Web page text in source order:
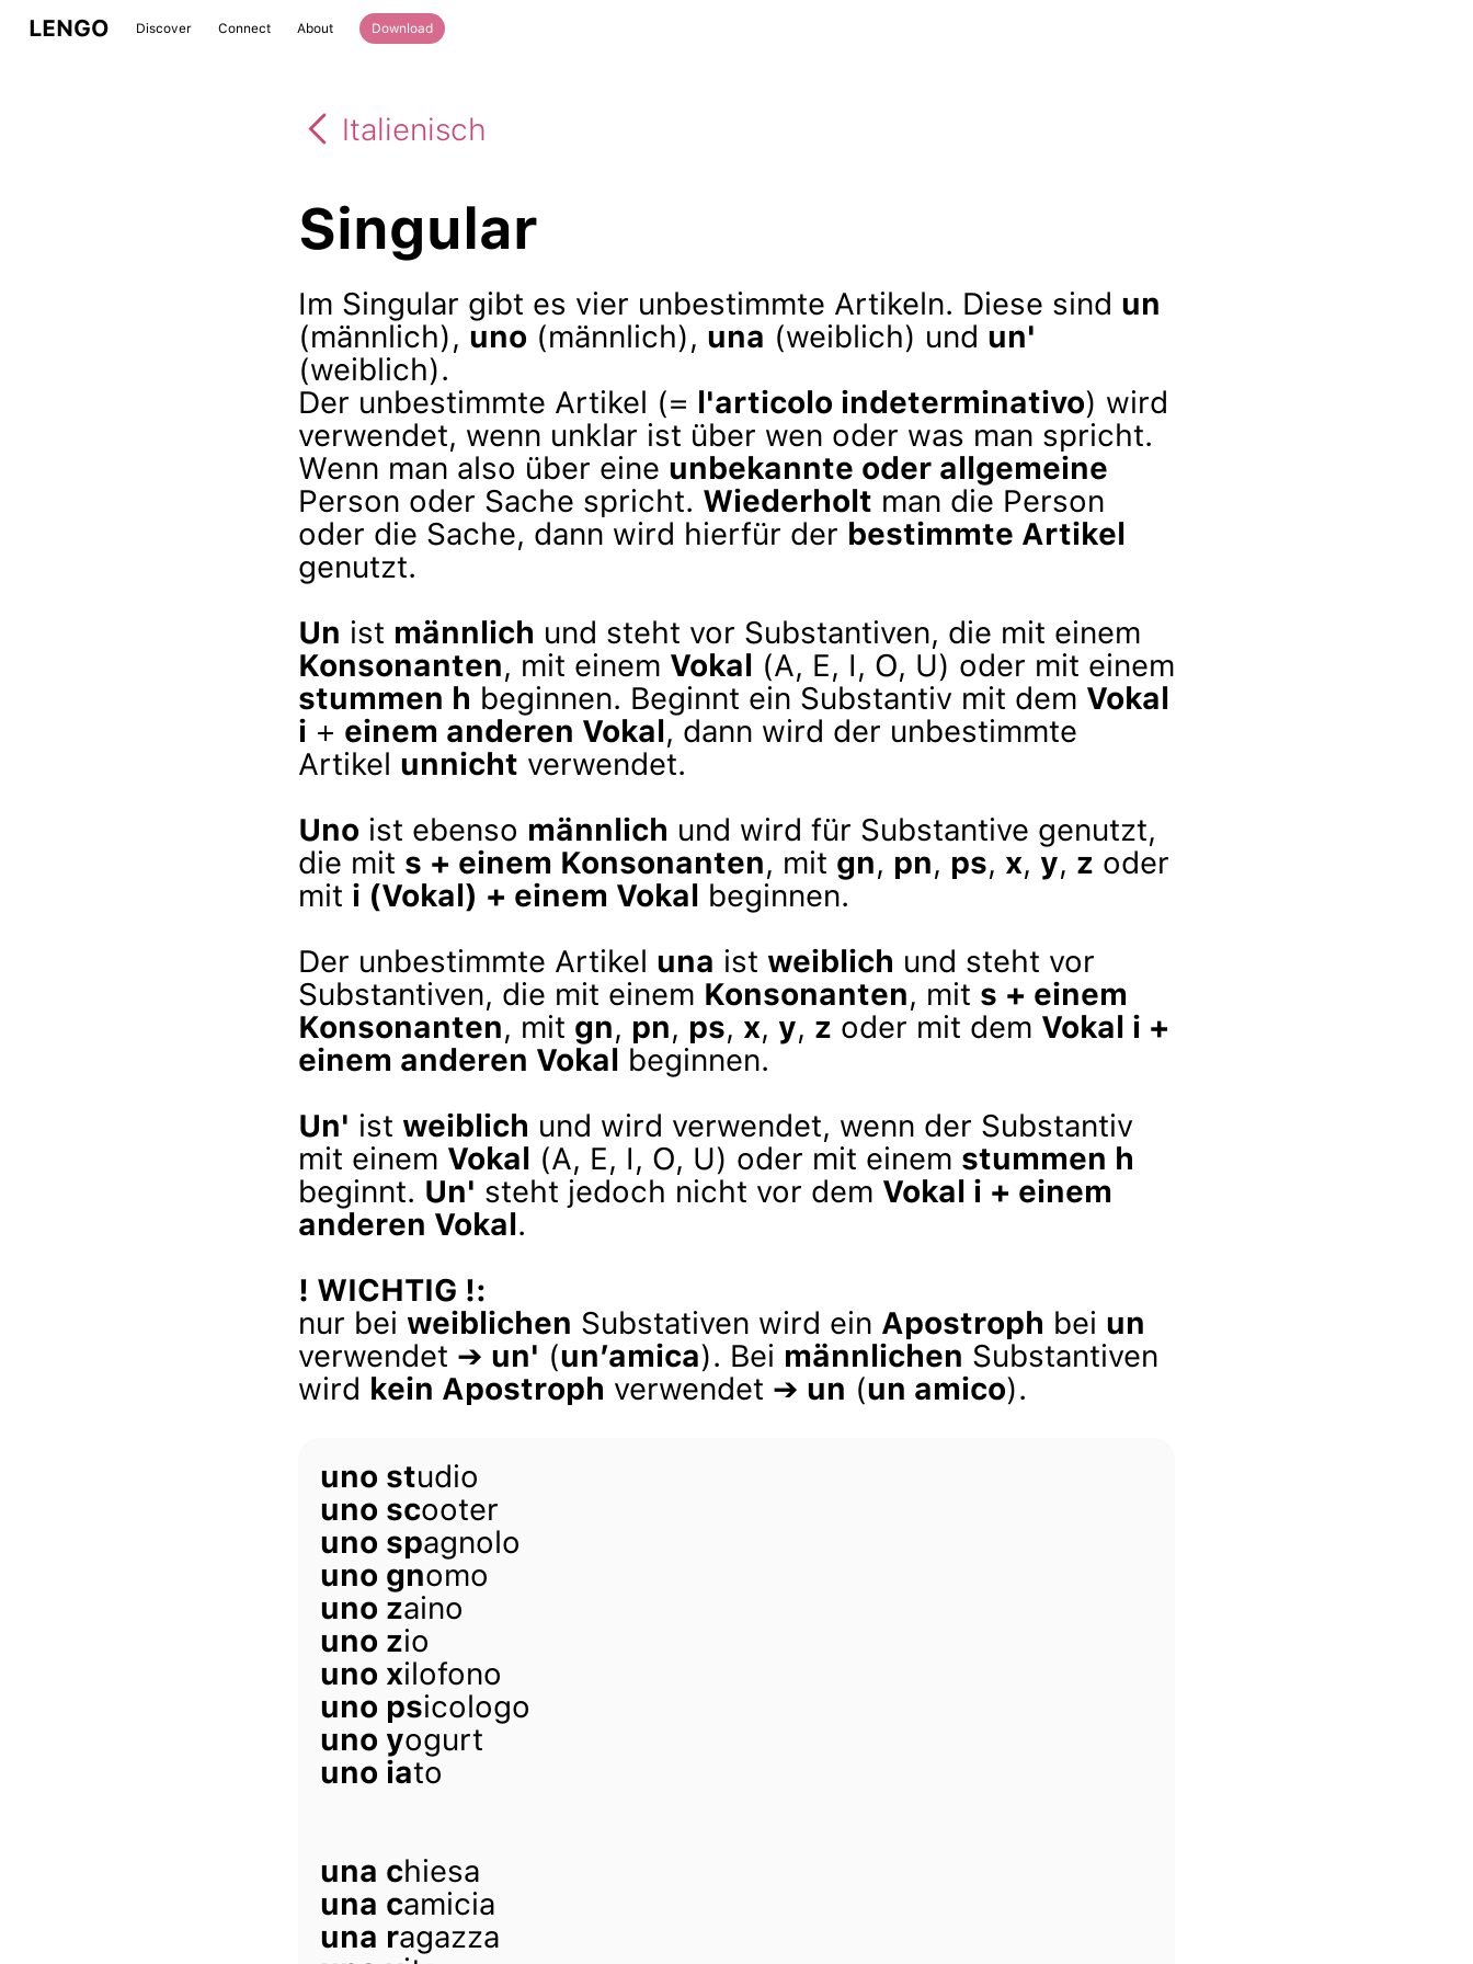
LENGO Discover Connect About Download
Italienisch
Singular
Im Singular gibt es vier unbestimmte Artikeln. Diese sind un
(männlich), uno (männlich), una (weiblich) und un'
(weiblich).
Der unbestimmte Artikel (= l'articolo indeterminativo) wird
verwendet, wenn unklar ist über wen oder was man spricht.
Wenn man also über eine unbekannte oder allgemeine
Person oder Sache spricht. Wiederholt man die Person
oder die Sache, dann wird hierfür der bestimmte Artikel
genutzt.
Un ist männlich und steht vor Substantiven, die mit einem
Konsonanten, mit einem Vokal (A, E, I, O, U) oder mit einem
stummen h beginnen. Beginnt ein Substantiv mit dem Vokal
i + einem anderen Vokal, dann wird der unbestimmte
Artikel unnicht verwendet.
Uno ist ebenso männlich und wird für Substantive genutzt,
die mit s + einem Konsonanten, mit gn, pn, ps, x, y, z oder
mit i (Vokal) + einem Vokal beginnen.
Der unbestimmte Artikel una ist weiblich und steht vor
Substantiven, die mit einem Konsonanten, mit s + einem
Konsonanten, mit gn, pn, ps, x, y, z oder mit dem Vokal i +
einem anderen Vokal beginnen.
Un' ist weiblich und wird verwendet, wenn der Substantiv
mit einem Vokal (A, E, I, O, U) oder mit einem stummen h
beginnt. Un' steht jedoch nicht vor dem Vokal i + einem
anderen Vokal.
! WICHTIG !:
nur bei weiblichen Substativen wird ein Apostroph bei un
verwendet ➔ un' (un’amica). Bei männlichen Substantiven
wird kein Apostroph verwendet ➔ un (un amico).
uno studio
uno scooter
uno spagnolo
uno gnomo
uno zaino
uno zio
uno xilofono
uno psicologo
uno yogurt
uno iato
una chiesa
una camicia
una ragazza